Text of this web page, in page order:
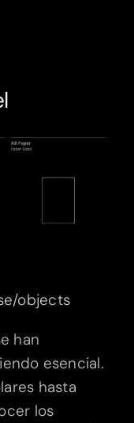
objects
han
esencial.
hasta
los